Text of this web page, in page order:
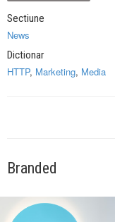
Sectiune
News
Dictionar
HTTP, Marketing, Media
Branded